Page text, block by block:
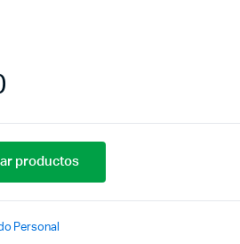
productos
Personal